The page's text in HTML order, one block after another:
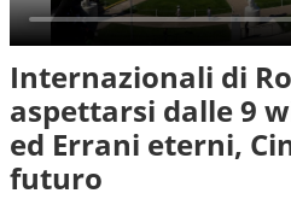
Internazionali di
aspettarsi dalle 9
ed Errani eterni,
futuro